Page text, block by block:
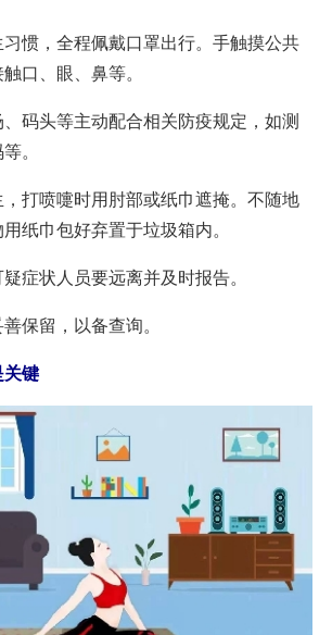
，全程佩戴口罩出行。手触摸公共
口、眼、鼻等。
头等主动配合相关防疫规定，如测
。
喷嚏时用肘部或纸巾遮掩。不随地
纸巾包好弃置于垃圾箱内。
状人员要远离并及时报告。
留，以备查询。
关键